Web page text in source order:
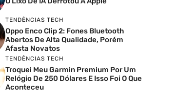
TENDÊNCIAS TECH
Oppo Enco Clip 2: Fones Bluetooth
Abertos De Alta Qualidade, Porém
Afasta Novatos
TENDÊNCIAS TECH
Troquei Meu Garmin Premium Por Um
Relógio De 250 Dólares E Isso Foi O Que
Aconteceu